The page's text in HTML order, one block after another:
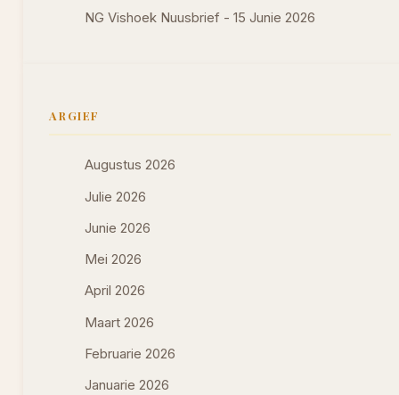
NG Vishoek Nuusbrief - 15 Junie 2026
ARGIEF
Augustus 2026
Julie 2026
Junie 2026
Mei 2026
April 2026
Maart 2026
Februarie 2026
Januarie 2026